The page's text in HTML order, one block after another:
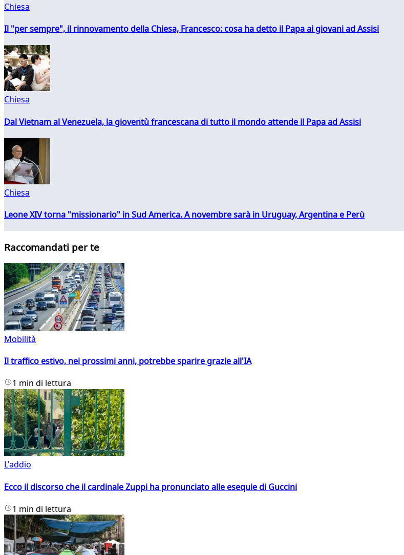
Chiesa
Il "per sempre", il rinnovamento della Chiesa, Francesco: cosa ha detto il Papa ai giovani ad Assisi
Chiesa
Dal Vietnam al Venezuela, la gioventù francescana di tutto il mondo attende il Papa ad Assisi
Chiesa
Leone XIV torna "missionario" in Sud America. A novembre sarà in Uruguay, Argentina e Perù
Raccomandati per te
Mobilità
Il traffico estivo, nei prossimi anni, potrebbe sparire grazie all'IA
1 min di lettura
L'addio
Ecco il discorso che il cardinale Zuppi ha pronunciato alle esequie di Guccini
1 min di lettura